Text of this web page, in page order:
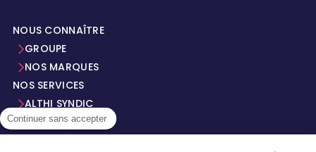
NOUS CONNAÎTRE
GROUPE
NOS MARQUES
NOS SERVICES
ALTHI SYNDIC
REJOIGNEZ-NOUS
Continuer sans accepter